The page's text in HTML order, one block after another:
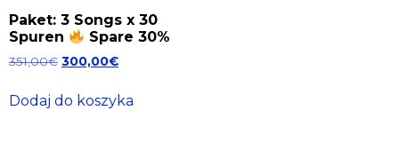
Paket: 3 Songs x 30
Spuren
Spare 30%
351,00€ 300,00€
Dodaj do koszyka